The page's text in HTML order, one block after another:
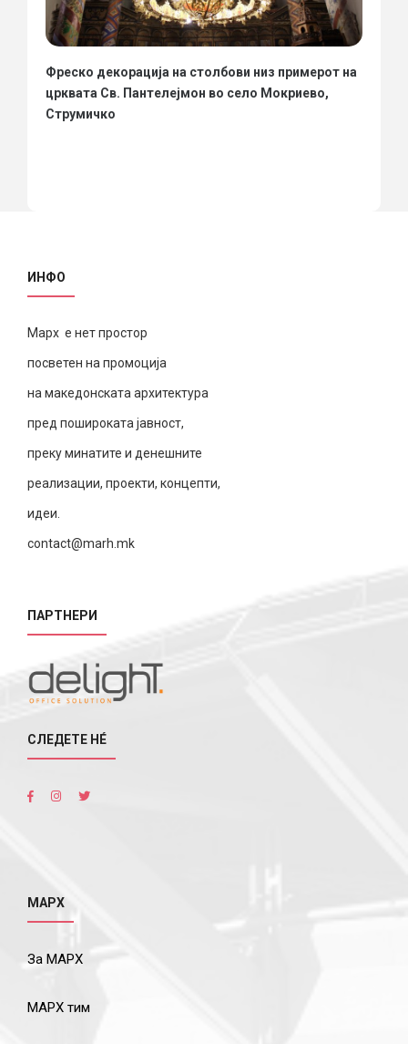
Фреско декорација на столбови низ примерот на
црквата Св. Пантелејмон во село Мокриево,
Струмичко
ИНФО
Марх е нет простор
посветен на промоција
на македонската архитектура
пред пошироката јавност,
преку минатите и денешните
реализации, проекти, концепти,
идеи.
contact@marh.mk
ПАРТНЕРИ
СЛЕДЕТЕ НÉ
МАРХ
За МАРХ
МАРХ тим